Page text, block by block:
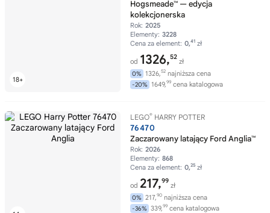
Hogsmeade™ — edycja
kolekcjonerska
Rok: 2025
Elementy: 3228
Cena za element: 0,41 zł
od 1326,52
zł
0% 1326,52 najniższa cena
-20% 1649,99 cena katalogowa
LEGO® HARRY POTTER
76470
Zaczarowany latający Ford Anglia™
Rok: 2026
Elementy: 868
Cena za element: 0,25 zł
od 217,99
zł
0% 217,90 najniższa cena
-36% 339,99 cena katalogowa